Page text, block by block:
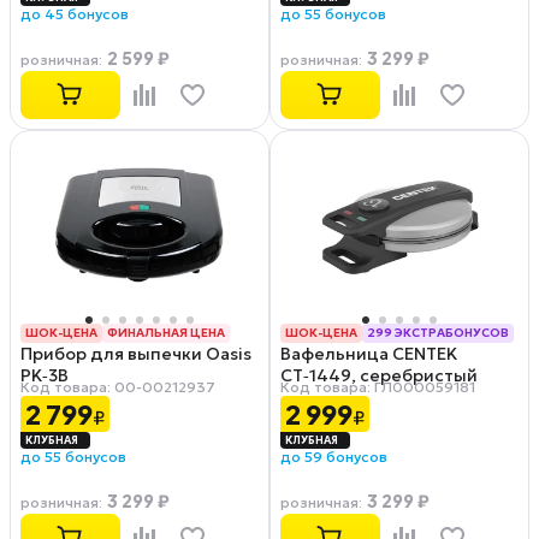
до 45 бонусов
розничная: 2 599 ₽
до 55 бонусов
розничная: 3 299 ₽
ШОК-ЦЕНА
ФИНАЛЬНАЯ ЦЕНА
РАССРОЧКА 0-0-12
Прибор для выпечки Oasis
PK‑3B
Код товара: 00-00212937
2 799₽
до 55 бонусов
розничная: 3 299 ₽
ШОК-ЦЕНА
299 ЭКСТРАБОНУСОВ
РАССРОЧКА 0-0-12
Вафельница CENTEK
CT‑1449, серебристый
Код товара: ГЛ000059181
2 999₽
до 59 бонусов
розничная: 3 299 ₽